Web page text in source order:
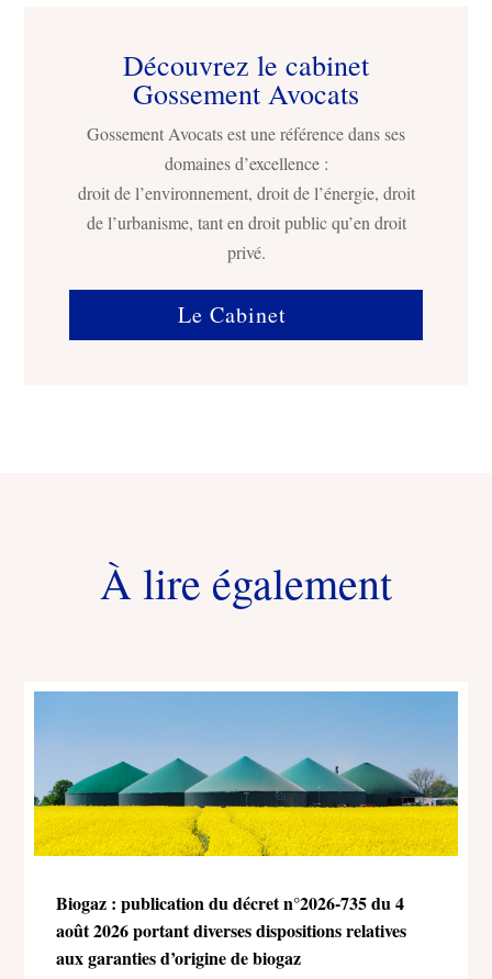
Découvrez le cabinet
Gossement Avocats
Gossement Avocats est une référence dans ses
domaines d’excellence :
droit de l’environnement, droit de l’énergie, droit
de l’urbanisme, tant en droit public qu’en droit
privé.
Le Cabinet
À lire également
Biogaz : publication du décret n°2026-735 du 4
août 2026 portant diverses dispositions relatives
aux garanties d’origine de biogaz